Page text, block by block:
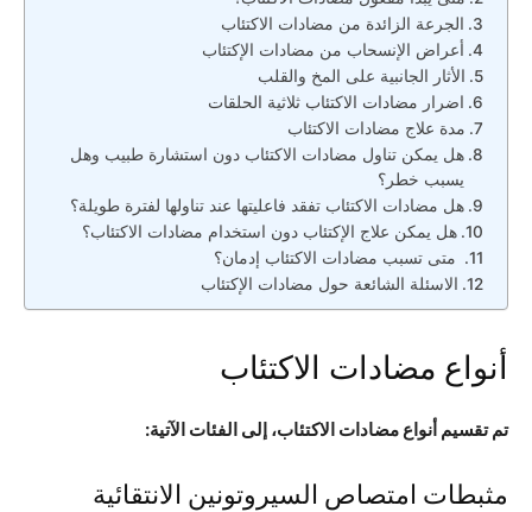
الجرعة الزائدة من مضادات الاكتئاب
أعراض الإنسحاب من مضادات الإكتئاب
الأثار الجانبية على المخ والقلب
اضرار مضادات الاكتئاب ثلاثية الحلقات
مدة علاج مضادات الاكتئاب
هل يمكن تناول مضادات الاكتئاب دون استشارة طبيب وهل
يسبب خطر؟
هل مضادات الاكتئاب تفقد فاعليتها عند تناولها لفترة طويلة؟
هل يمكن علاج الإكتئاب دون استخدام مضادات الاكتئاب؟
متى تسبب مضادات الاكتئاب إدمان؟
الاسئلة الشائعة حول مضادات الإكتئاب
أنواع مضادات الاكتئاب
تم تقسيم أنواع مضادات الاكتئاب، إلى الفئات الآتية:
مثبطات امتصاص السيروتونين الانتقائية